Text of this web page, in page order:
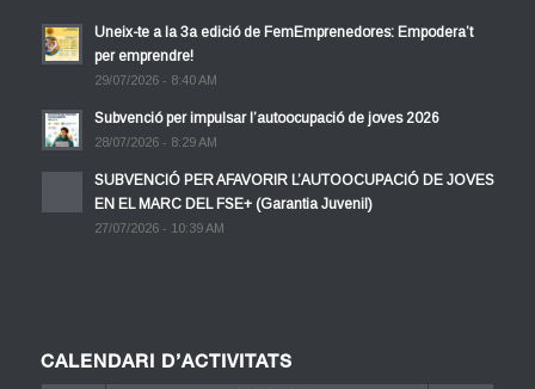
Uneix-te a la 3a edició de FemEmprenedores: Empodera’t
per emprendre!
29/07/2026 - 8:40 AM
Subvenció per impulsar l’autoocupació de joves 2026
28/07/2026 - 8:29 AM
SUBVENCIÓ PER AFAVORIR L’AUTOOCUPACIÓ DE JOVES
EN EL MARC DEL FSE+ (Garantia Juvenil)
27/07/2026 - 10:39 AM
CALENDARI D’ACTIVITATS